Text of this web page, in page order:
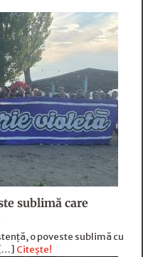
sublimă care
o poveste sublimă cu
[…] Citește!